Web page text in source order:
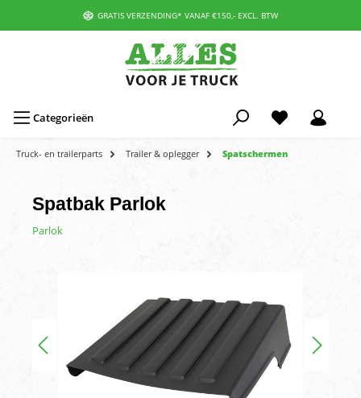
GRATIS VERZENDING* VANAF €150,- EXCL. BTW
Categorieën
Truck- en trailerparts Trailer & oplegger Spatschermen
Spatbak Parlok
Parlok